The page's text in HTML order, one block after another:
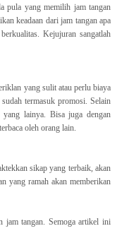
pula yang memilih jam tangan
keadaan dari jam tangan apa
Kejujuran sangatlah
yang sulit atau perlu biaya
termasuk promosi. Selain
lainya. Bisa juga dengan
oleh orang lain.
sikap yang terbaik, akan
yang ramah akan memberikan
jam tangan. Semoga artikel ini